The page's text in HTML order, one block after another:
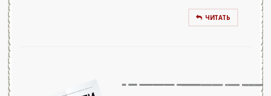
ЧИТАТЬ